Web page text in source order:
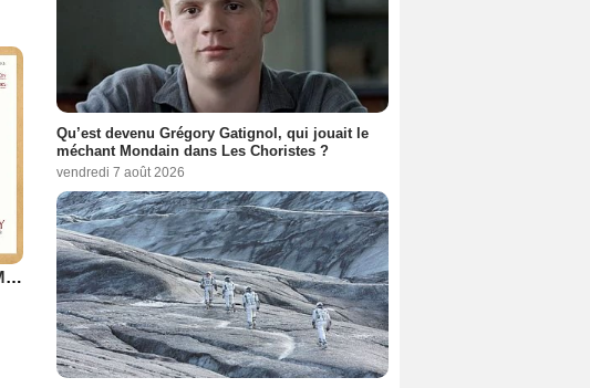
Dans l'ombre de Mary - La promesse de Walt Disney
Qu’est devenu Grégory Gatignol, qui jouait le
méchant Mondain dans Les Choristes ?
vendredi 7 août 2026